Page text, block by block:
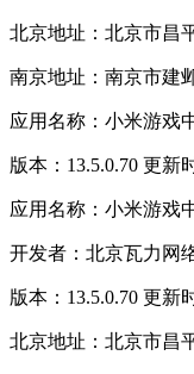
北京地址：北京市昌
南京地址：南京市建
应用名称：小米游戏
版本：13.5.0.70 更新
应用名称：小米游戏
开发者：北京瓦力网
版本：13.5.0.70 更新
北京地址：北京市昌